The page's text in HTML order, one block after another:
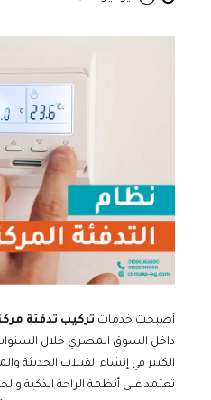
أصبحت خدمات تركيب تدفئة
داخل السوق المصري خلال
الكبير في إنشاء الفيلات الحديثة
تعتمد على أنظمة الراحة الذكية